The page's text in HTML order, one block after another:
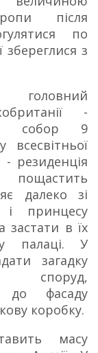
після
по
збереглися з
головний
-
собор 9
- резиденція
пощастить
далеко зі
принцесу
в їх
палаці. У
загадку
споруд,
до фасаду
коробку.
масу